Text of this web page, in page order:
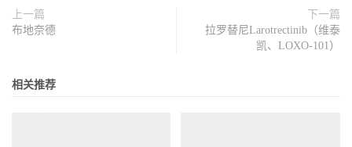
上一篇
布地奈德
下一篇
拉罗替尼Larotrectinib（维泰
凯、LOXO-101）
相关推荐